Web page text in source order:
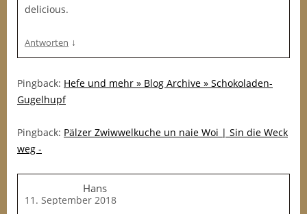
delicious.
Antworten ↓
Pingback: Hefe und mehr » Blog Archive » Schokoladen-
Gugelhupf
Pingback: Pälzer Zwiwwelkuche un naie Woi | Sin die Weck
weg -
Hans
11. September 2018